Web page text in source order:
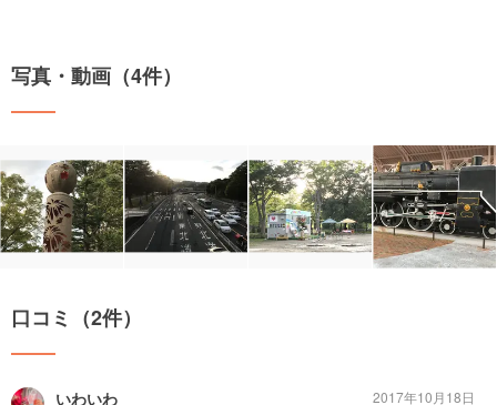
写真・動画（4件）
口コミ（2件）
いわいわ
2017年10月18日